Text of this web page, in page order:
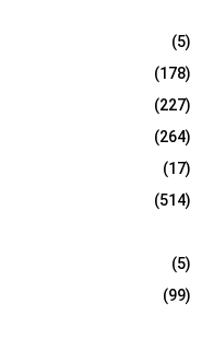
(5)
(178)
(227)
(264)
(17)
(514)
(5)
(99)